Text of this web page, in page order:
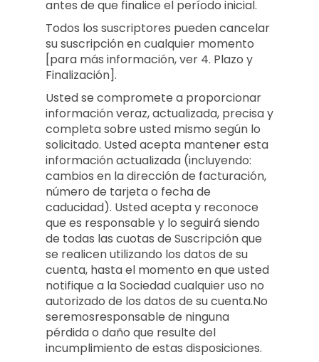
antes de que finalice el período inicial.
Todos los suscriptores pueden cancelar
su suscripción en cualquier momento
[para más información, ver 4. Plazo y
Finalización].
Usted se compromete a proporcionar
información veraz, actualizada, precisa y
completa sobre usted mismo según lo
solicitado. Usted acepta mantener esta
información actualizada (incluyendo:
cambios en la dirección de facturación,
número de tarjeta o fecha de
caducidad). Usted acepta y reconoce
que es responsable y lo seguirá siendo
de todas las cuotas de Suscripción que
se realicen utilizando los datos de su
cuenta, hasta el momento en que usted
notifique a la Sociedad cualquier uso no
autorizado de los datos de su cuenta.No
seremosresponsable de ninguna
pérdida o daño que resulte del
incumplimiento de estas disposiciones.